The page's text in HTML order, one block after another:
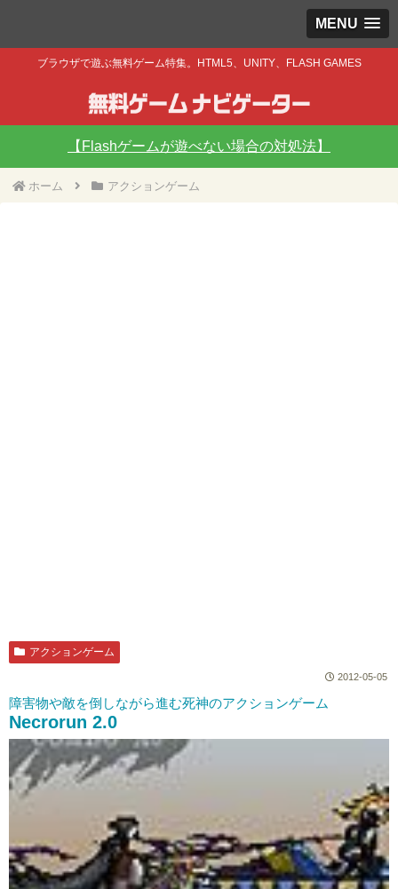
MENU
ブラウザで遊ぶ無料ゲーム特集。HTML5、UNITY、FLASH GAMES
【Flashゲームが遊べない場合の対処法】
ホーム アクションゲーム
アクションゲーム
2012-05-05
障害物や敵を倒しながら進む死神のアクションゲーム
Necrorun 2.0